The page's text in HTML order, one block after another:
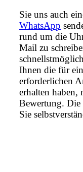
Sie uns auch
WhatsApp
rund um die
Mail zu
Ihnen die für
erforderlichen
erhalten haben,
Bewertung.
Sie